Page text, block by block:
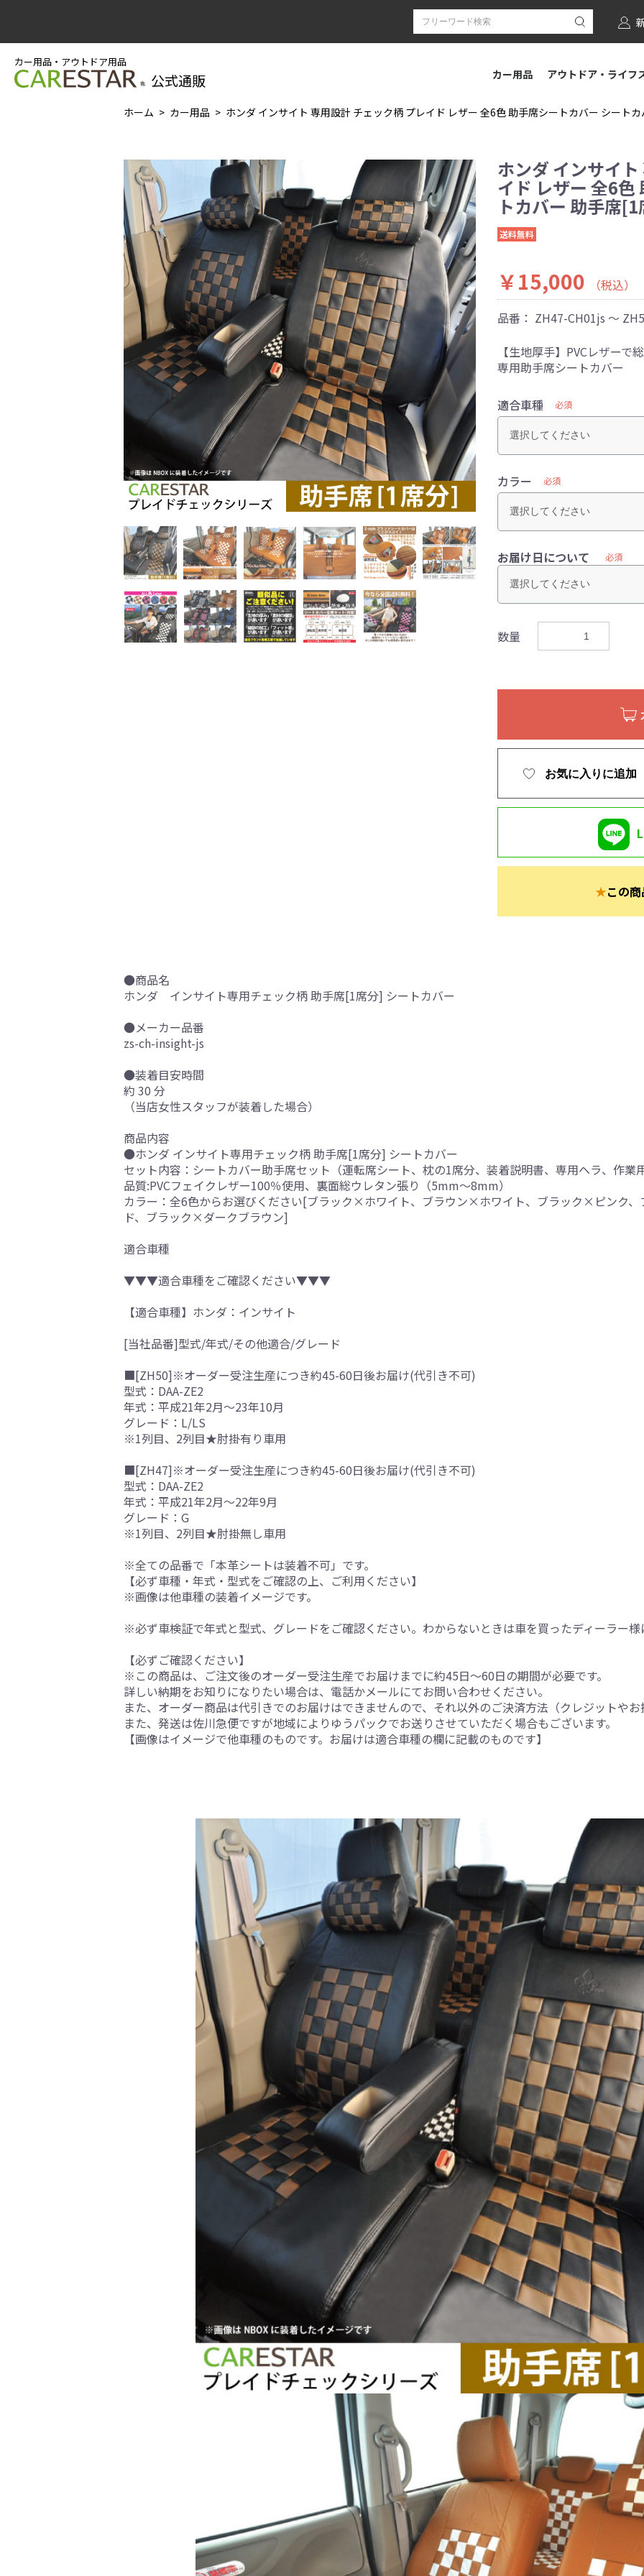
カー用品・アウトドア用品
公式通販 カー用品 アウトドア・ライフ
ホーム カー用品 ホンダ インサイト 専用設計 チェック柄 プレイド レザー 全6色 助手席シートカバー シート
ホンダ インサイ
イド レザー 全6色
トカバー 助手席
送料無料
￥15,000
（税込）
品番： ZH47-CH01js ～
【生地厚手】PVCレザー
専用助手席シートカバー
適合車種 必須
カラー 必須
お届け日について 必須
数量
お気に入りに追加
★この
●商品名
ホンダ インサイト専用チェック柄 助手席[1席分] シートカバー
●メーカー品番
zs-ch-insight-js
●装着目安時間
約 30 分
（当店女性スタッフが装着した場合）
商品内容
●ホンダ インサイト専用チェック柄 助手席[1席分] シートカバー
セット内容：シートカバー助手席セット（運転席シート、枕の1席分、装着説明書、専用ヘラ、作業用
品質:PVCフェイクレザー100％使用、裏面総ウレタン張り（5mm～8mm）
カラー：全6色からお選びください[ブラック×ホワイト、ブラウン×ホワイト、ブラック×ピンク
ド、ブラック×ダークブラウン]
適合車種
▼▼▼適合車種をご確認ください▼▼▼
【適合車種】ホンダ：インサイト
[当社品番]型式/年式/その他適合/グレード
■[ZH50]※オーダー受注生産につき約45-60日後お届け(代引き不可)
型式：DAA-ZE2
年式：平成21年2月～23年10月
グレード：L/LS
※1列目、2列目★肘掛有り車用
■[ZH47]※オーダー受注生産につき約45-60日後お届け(代引き不可)
型式：DAA-ZE2
年式：平成21年2月～22年9月
グレード：G
※1列目、2列目★肘掛無し車用
※全ての品番で「本革シートは装着不可」です。
【必ず車種・年式・型式をご確認の上、ご利用ください】
※画像は他車種の装着イメージです。
※必ず車検証で年式と型式、グレードをご確認ください。わからないときは車を買ったディーラー様
【必ずご確認ください】
※この商品は、ご注文後のオーダー受注生産でお届けまでに約45日～60日の期間が必要です。
詳しい納期をお知りになりたい場合は、電話かメールにてお問い合わせください。
また、オーダー商品は代引きでのお届けはできませんので、それ以外のご決済方法（クレジットやお
また、発送は佐川急便ですが地域によりゆうパックでお送りさせていただく場合もございます。
【画像はイメージで他車種のものです。お届けは適合車種の欄に記載のものです】